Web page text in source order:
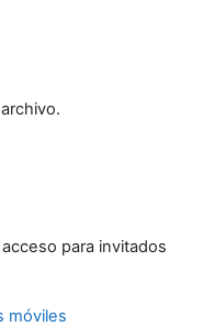
para invitados
móviles